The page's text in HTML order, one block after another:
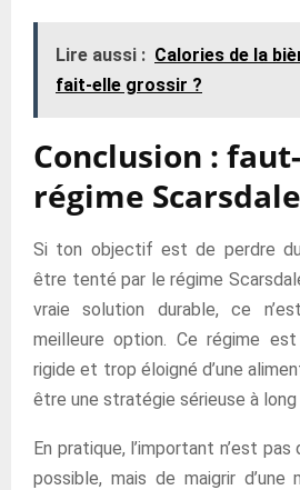
Lire aussi : Calories de la
fait-elle grossir ?
Conclusion :
régime
Si ton objectif est de perdre
être tenté par le régime
vraie solution durable, ce
meilleure option. Ce régime
rigide et trop éloigné d’une
être une stratégie sérieuse à
En pratique, l’important n’est
possible, mais de maigrir d’une